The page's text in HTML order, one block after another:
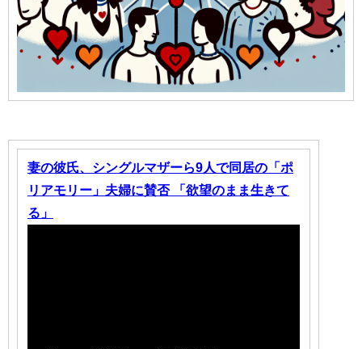
妻の彼氏、シングルマザーら9人で同居の「ポ
リアモリー」夫婦に賛否 「欲望のまま生きて
る」